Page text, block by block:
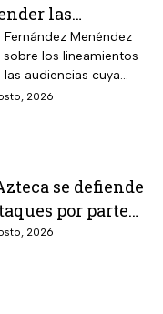
las
crearán
de control
silenciar la
Fernández Menéndez
sobre los lineamientos
las audiencias cuya
es la censura y que
2026
se defiende
por parte
de
2026